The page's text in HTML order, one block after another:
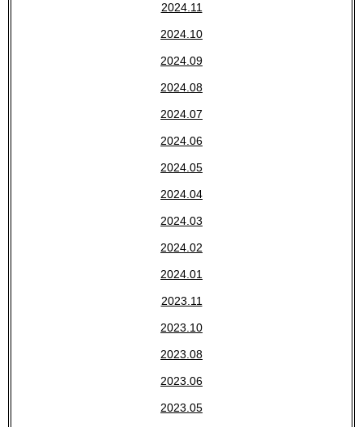
2024.11
2024.10
2024.09
2024.08
2024.07
2024.06
2024.05
2024.04
2024.03
2024.02
2024.01
2023.11
2023.10
2023.08
2023.06
2023.05